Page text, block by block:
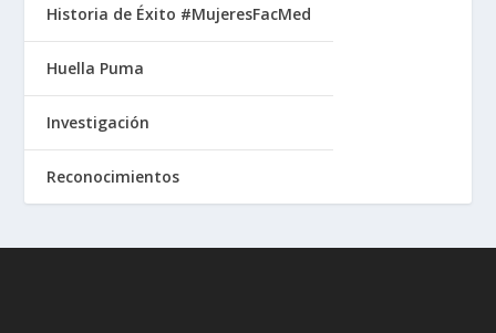
Historia de Éxito #MujeresFacMed
Huella Puma
Investigación
Reconocimientos